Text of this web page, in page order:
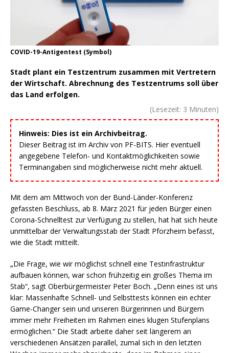
COVID-19-Antigentest (Symbol)
Stadt plant ein Testzentrum zusammen mit Vertretern
der Wirtschaft. Abrechnung des Testzentrums soll über
das Land erfolgen.
(Lesezeit: 3 Minuten)
Hinweis: Dies ist ein Archivbeitrag.
Dieser Beitrag ist im Archiv von PF-BITS. Hier eventuell
angegebene Telefon- und Kontaktmöglichkeiten sowie
Terminangaben sind möglicherweise nicht mehr aktuell.
Mit dem am Mittwoch von der Bund-Länder-Konferenz
gefassten Beschluss, ab 8. März 2021 für jeden Bürger einen
Corona-Schnelltest zur Verfügung zu stellen, hat hat sich heute
unmittelbar der Verwaltungsstab der Stadt Pforzheim befasst,
wie die Stadt mitteilt.
„Die Frage, wie wir möglichst schnell eine Testinfrastruktur
aufbauen können, war schon frühzeitig ein großes Thema im
Stab“, sagt Oberbürgermeister Peter Boch. „Denn eines ist uns
klar: Massenhafte Schnell- und Selbsttests können ein echter
Game-Changer sein und unseren Bürgerinnen und Bürgern
immer mehr Freiheiten im Rahmen eines klugen Stufenplans
ermöglichen.“ Die Stadt arbeite daher seit längerem an
verschiedenen Ansätzen parallel, zumal sich in den letzten